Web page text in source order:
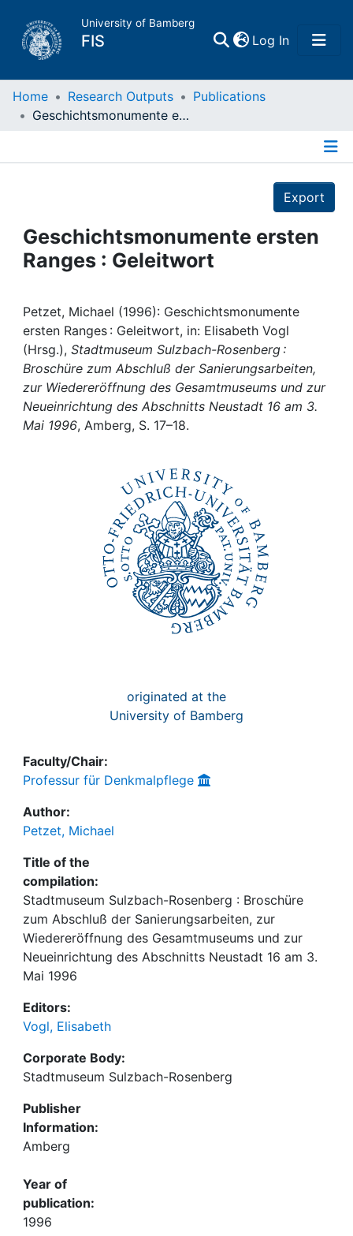
University of Bamberg
FIS Log In(current)
Home
Projects
People
Institutions
Awards
My FIS
Help
Home Research Outputs
Publications
Geschichtsmonumente ersten Ranges : Geleitwort
Export
Geschichtsmonumente ersten
Ranges : Geleitwort
Petzet, Michael (1996): Geschichtsmonumente
ersten Ranges : Geleitwort, in: Elisabeth Vogl
(Hrsg.), Stadtmuseum Sulzbach-Rosenberg :
Broschüre zum Abschluß der Sanierungsarbeiten,
zur Wiedereröffnung des Gesamtmuseums und zur
Neueinrichtung des Abschnitts Neustadt 16 am 3.
Mai 1996, Amberg, S. 17–18.
originated at the
University of Bamberg
Faculty/Chair:
Professur für Denkmalpflege
Author:
Petzet, Michael
Title of the
compilation:
Stadtmuseum Sulzbach-Rosenberg : Broschüre
zum Abschluß der Sanierungsarbeiten, zur
Wiedereröffnung des Gesamtmuseums und zur
Neueinrichtung des Abschnitts Neustadt 16 am 3.
Mai 1996
Editors:
Vogl, Elisabeth
Corporate Body:
Stadtmuseum Sulzbach-Rosenberg
Publisher
Information:
Amberg
Year of
publication:
1996